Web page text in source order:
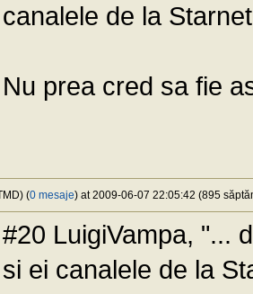
canalele de la
Nu prea cred sa fie
(0 mesaje) at 2009-06-07 22:05:42 (895
#20 LuigiVampa, "...
si ei canalele de la